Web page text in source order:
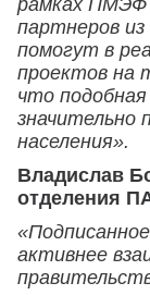
рамках ПМЭФ
партнеров
помогут в
проектов на
что
значительно
населения».
Владислав
отделения
активнее